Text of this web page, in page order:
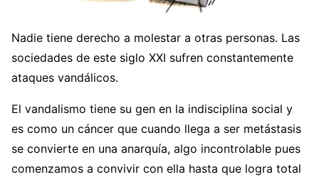
Nadie tiene derecho a molestar a otras personas. Las
sociedades de este siglo XXI sufren constantemente
ataques vandálicos.
El vandalismo tiene su gen en la indisciplina social y
es como un cáncer que cuando llega a ser metástasis
se convierte en una anarquía, algo incontrolable pues
comenzamos a convivir con ella hasta que logra total